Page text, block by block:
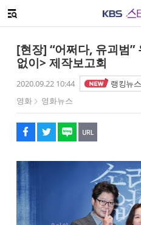
메뉴 열기
[현장] “어쩌다, 유괴범
없이> 제작보고회
2020.09.22 10:44
랭킹뉴스
영화
영화뉴스
페이스북
트위터
네이버
URL복사
글씨 작게보기
글씨 크게보기